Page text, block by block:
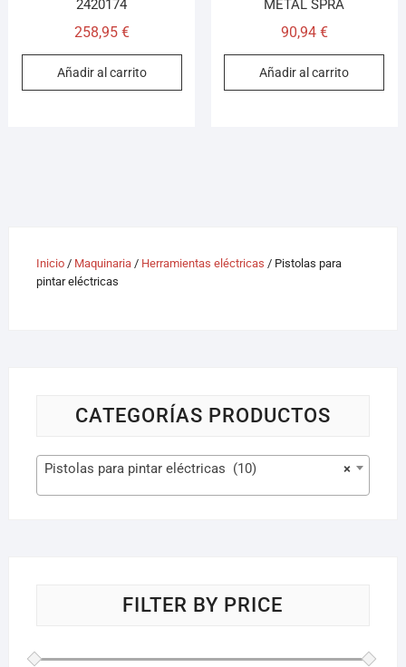
2420174
258,95 €
Añadir al carrito
METAL SPRA
90,94 €
Añadir al carrito
Inicio/ Maquinaria/ Herramientas eléctricas / Pistolas para
pintar eléctricas
CATEGORÍAS PRODUCTOS
×
Pistolas para pintar eléctricas (10)
FILTER BY PRICE